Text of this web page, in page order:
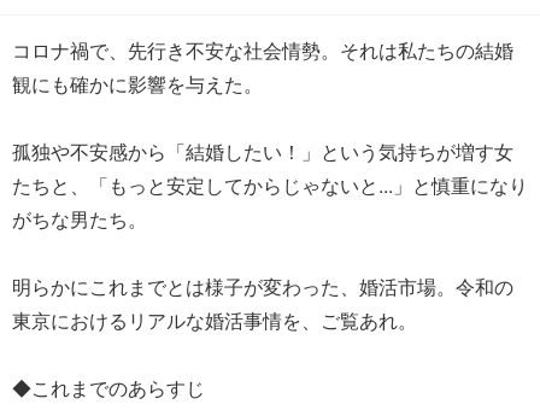
コロナ禍で、先行き不安な社会情勢。それは私たちの結婚
観にも確かに影響を与えた。
孤独や不安感から「結婚したい！」という気持ちが増す女
たちと、「もっと安定してからじゃないと...」と慎重になり
がちな男たち。
明らかにこれまでとは様子が変わった、婚活市場。令和の
東京におけるリアルな婚活事情を、ご覧あれ。
◆これまでのあらすじ